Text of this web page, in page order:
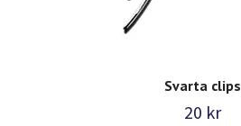
Svarta clips
20 kr